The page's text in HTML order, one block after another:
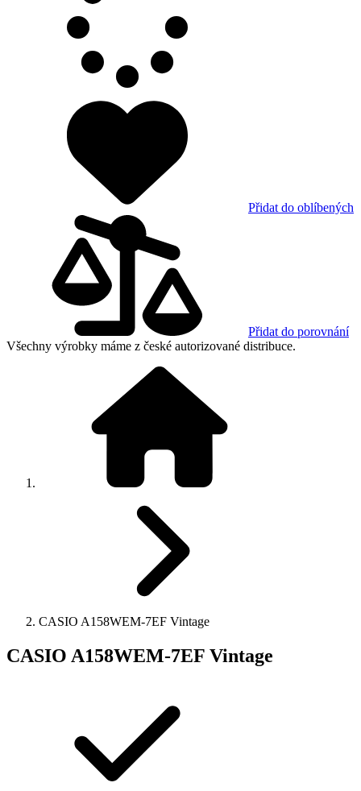
Přidat do oblíbených
Přidat do porovnání
Všechny výrobky máme z české autorizované distribuce.
CASIO A158WEM-7EF Vintage
CASIO A158WEM-7EF Vintage